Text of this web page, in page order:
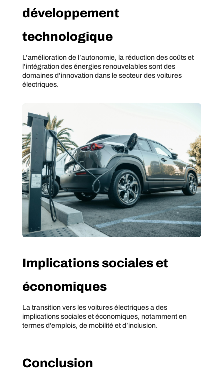
développement
technologique
L’amélioration de l’autonomie, la réduction des coûts et
l’intégration des énergies renouvelables sont des
domaines d’innovation dans le secteur des voitures
électriques.
Implications sociales et
économiques
La transition vers les voitures électriques a des
implications sociales et économiques, notamment en
termes d’emplois, de mobilité et d’inclusion.
Conclusion